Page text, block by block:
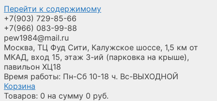
Перейти к содержимому
+7(903) 729-85-66
+7(966) 083-99-88
pew1984@mail.ru
Москва, ТЦ Фуд Сити, Калужское шоссе, 1,5 км от
МКАД, вход 15, этаж 3-ий (парковка на крыше),
павильон ХЦ18
Время работы: Пн-Сб 10-18 ч. Вс-ВЫХОДНОЙ
Корзина
Товаров: 0 на сумму 0 руб.